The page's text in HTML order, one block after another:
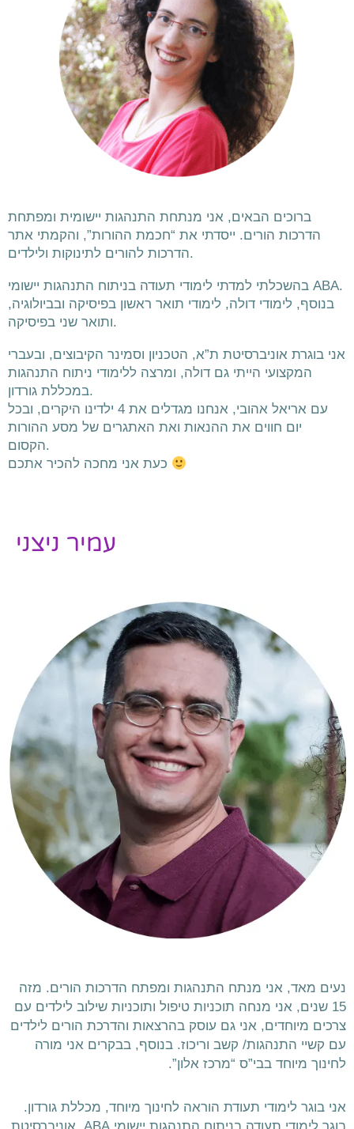
ברוכים הבאים, אני מנתחת התנהגות יישומית ומפתחת
הדרכות הורים. ייסדתי את “חכמת ההורות”, והקמתי אתר
הדרכות להורים לתינוקות ולילדים.
בהשכלתי למדתי לימודי תעודה בניתוח התנהגות יישומי ABA.
בנוסף, לימודי דולה, לימודי תואר ראשון בפיסיקה ובביולוגיה,
ותואר שני בפיסיקה.
אני בוגרת אוניברסיטת ת”א, הטכניון וסמינר הקיבוצים, ובעברי
המקצועי הייתי גם דולה, ומרצה ללימודי ניתוח התנהגות
במכללת גורדון.
עם אריאל אהובי, אנחנו מגדלים את 4 ילדינו היקרים, ובכל
יום חווים את ההנאות ואת האתגרים של מסע ההורות
הקסום.
כעת אני
עמיר ניצני
נעים מאד, אני מנתח התנהגות ומפתח הדרכות הורים. מזה
15 שנים, אני מנחה תוכניות טיפול ותוכניות שילוב לילדים עם
צרכים מיוחדים, אני גם עוסק בהרצאות והדרכת הורים לילדים
עם קשיי התנהגות/ קשב וריכוז. בנוסף, בבקרים אני מורה
לחינוך מיוחד בבי”ס “מרכז אלון”.